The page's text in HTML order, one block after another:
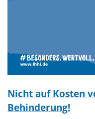
Nicht auf Kosten
Behinderung!